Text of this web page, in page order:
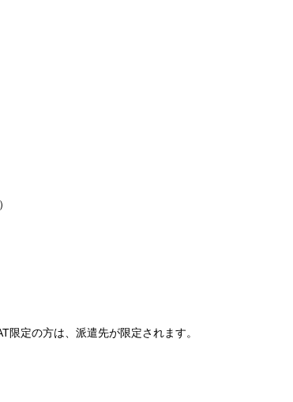
定の方は、派遣先が限定されます。